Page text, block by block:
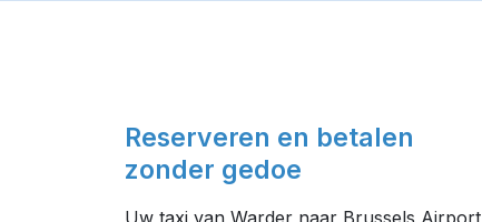
Reserveren en betalen
zonder gedoe
Uw taxi van Warder naar Brussels Airport